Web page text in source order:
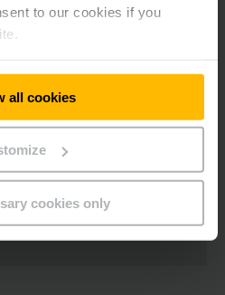
to our cookies if you
all cookies
cookies only
Sosiaalinen media